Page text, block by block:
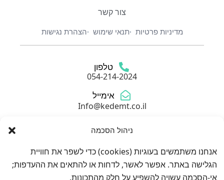
ניהול הסכמה
אנחנו משתמשים בעוגיות (cookies) כדי לשפר את חוויית
הגלישה באתר. אפשר לאשר, לדחות או להתאים את ההעדפות;
אי-הסכמה עשויה להשפיע על חלק מהתכונות.
צור קשר
מדיניות פרטיות תנאי שימוש הצהרת נגישות
טלפון
054-214-2024
אימייל
Info@kedemt.co.il
גולדה מאיר 6, חולון